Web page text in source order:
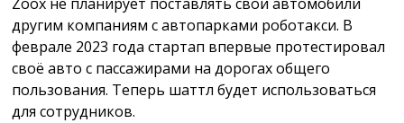
другим компаниям с автопарками роботакси. В
феврале 2023 года стартап впервые протестировал
своё авто с пассажирами на дорогах общего
пользования. Теперь шаттл будет использоваться
для сотрудников.